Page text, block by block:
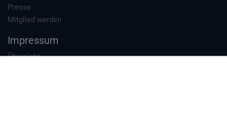
Presse
Mitglied werden
Impressum
Übersicht